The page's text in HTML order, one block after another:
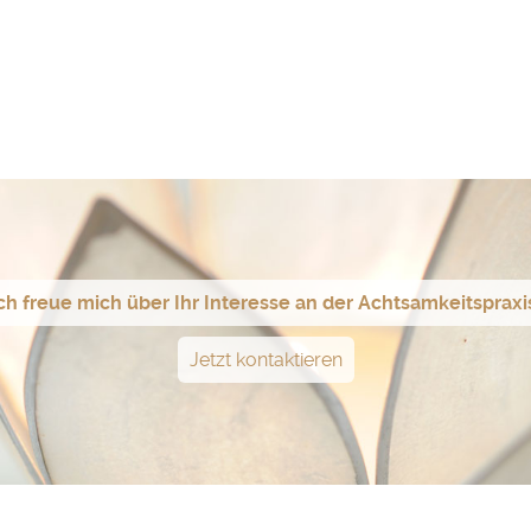
freue mich über Ihr Interesse an der
Jetzt kontaktieren